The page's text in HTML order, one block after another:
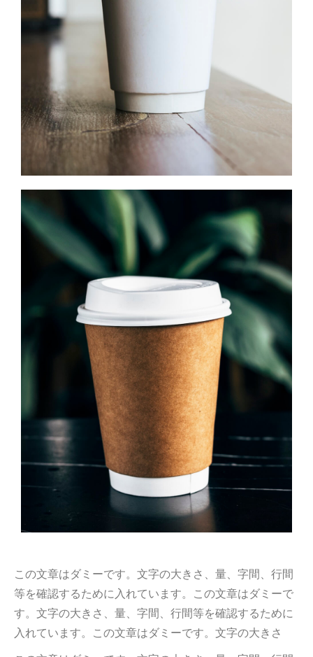
この文章はダミーです。文字の大きさ、量、字間、行間
等を確認するために入れています。この文章はダミーで
す。文字の大きさ、量、字間、行間等を確認するために
入れています。この文章はダミーです。文字の大きさ